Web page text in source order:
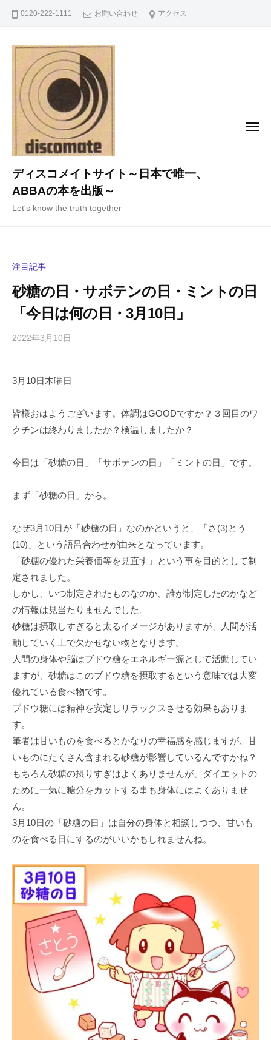
0120-222-1111 お問い合わせ アクセス
ディスコメイトサイト～日本で唯一、
ABBAの本を出版～
Let's know the truth together
メ
注目記事
砂糖の日・サボテンの日・ミントの日
「今日は何の日・3月10日」
2022年3月10日
a
s
y
m
メ
ン
3月10日木曜日
皆様おはようございます。体調はGOODですか？３回目のワ
クチンは終わりましたか？検温しましたか？
今日は「砂糖の日」「サボテンの日」「ミントの日」です。
まず「砂糖の日」から。
なぜ3月10日が「砂糖の日」なのかというと、「さ(3)とう
(10)」という語呂合わせが由来となっています。
「砂糖の優れた栄養価等を見直す」という事を目的として制
定されました。
しかし、いつ制定されたものなのか、誰が制定したのかなど
の情報は見当たりませんでした。
砂糖は摂取しすぎると太るイメージがありますが、人間が活
動していく上で欠かせない物となります。
人間の身体や脳はブドウ糖をエネルギー源として活動してい
ますが、砂糖はこのブドウ糖を摂取するという意味では大変
優れている食べ物です。
ブドウ糖には精神を安定しリラックスさせる効果もありま
す。
筆者は甘いものを食べるとかなりの幸福感を感じますが、甘
いものにたくさん含まれる砂糖が影響しているんですかね？
もちろん砂糖の摂りすぎはよくありませんが、ダイエットの
ために一気に糖分をカットする事も身体にはよくありませ
ん。
3月10日の「砂糖の日」は自分の身体と相談しつつ、甘いも
のを食べる日にするのがいいかもしれませんね。